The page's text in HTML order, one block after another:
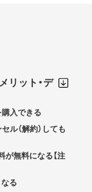
リット・デ
購入できる
ル（解約）しても
が無料になる【注
る